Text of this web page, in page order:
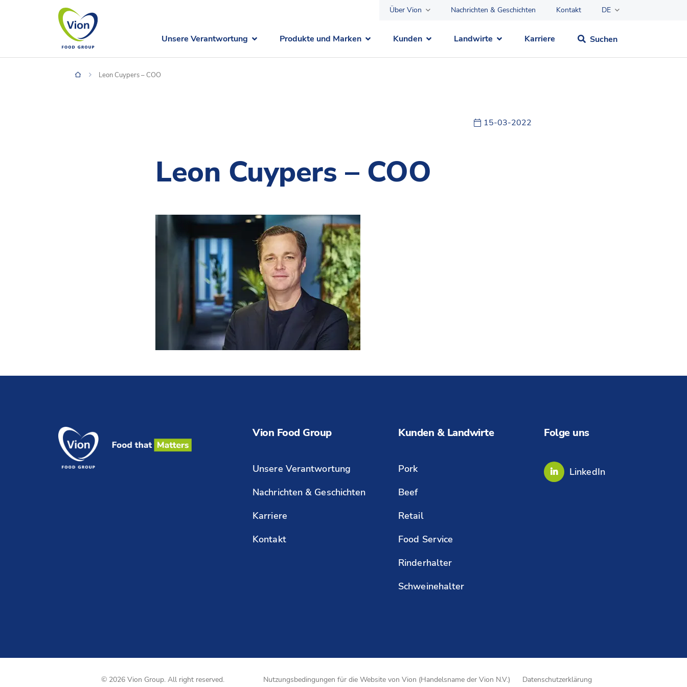
Über Vion Nachrichten & Geschichten Kontakt DE
Unsere Verantwortung Produkte und Marken Kunden Landwirte Karriere Suchen
Leon Cuypers – COO
15-03-2022
Leon Cuypers – COO
Vion Food Group
Unsere Verantwortung
Nachrichten & Geschichten
Karriere
Kontakt
Kunden & Landwirte
Pork
Beef
Retail
Food Service
Rinderhalter
Schweinehalter
Folge uns
LinkedIn
© 2026 Vion Group. All right reserved. Nutzungsbedingungen für die Website von Vion (Handelsname der Vion N.V.)
Datenschutzerklärung